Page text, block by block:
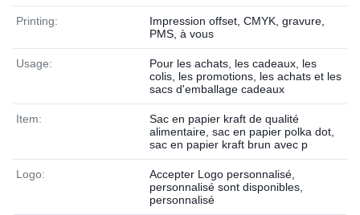
Printing:
Impression offset, CMYK, gravure,
PMS, à vous
Usage:
Pour les achats, les cadeaux, les
colis, les promotions, les achats et les
sacs d'emballage cadeaux
Item:
Sac en papier kraft de qualité
alimentaire, sac en papier polka dot,
sac en papier kraft brun avec p
Logo:
Accepter Logo personnalisé,
personnalisé sont disponibles,
personnalisé